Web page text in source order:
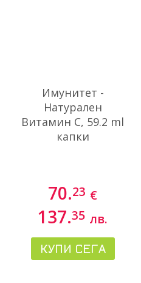
Имунитет -
Натурален
Витамин С, 59.2 ml
капки
70.23 €
137.35 лв.
КУПИ СЕГА